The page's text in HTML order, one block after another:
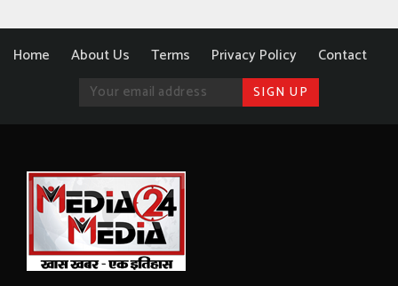
Home About Us Terms Privacy Policy Contact